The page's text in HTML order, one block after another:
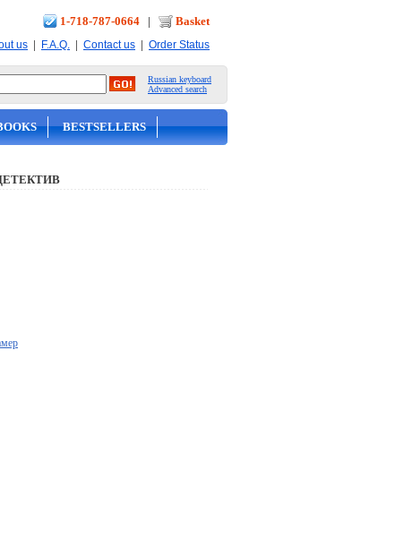
1-718-787-0664 | Basket
us | F.A.Q. | Contact us | Order Status
Russian keyboard
Advanced search
BESTSELLERS